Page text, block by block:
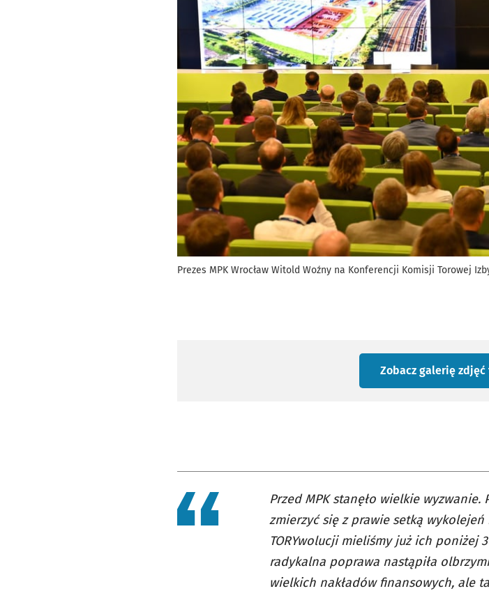
Prezes MPK Wrocław Witold Woźny na Konferencji Komisji Torowej
Zobacz galerię zdjęć
Przed MPK stanęło wielkie
zmierzyć się z prawie setką
TORYwolucji mieliśmy już ich poniżej
radykalna poprawa nastąpiła
wielkich nakładów finansowych, ale